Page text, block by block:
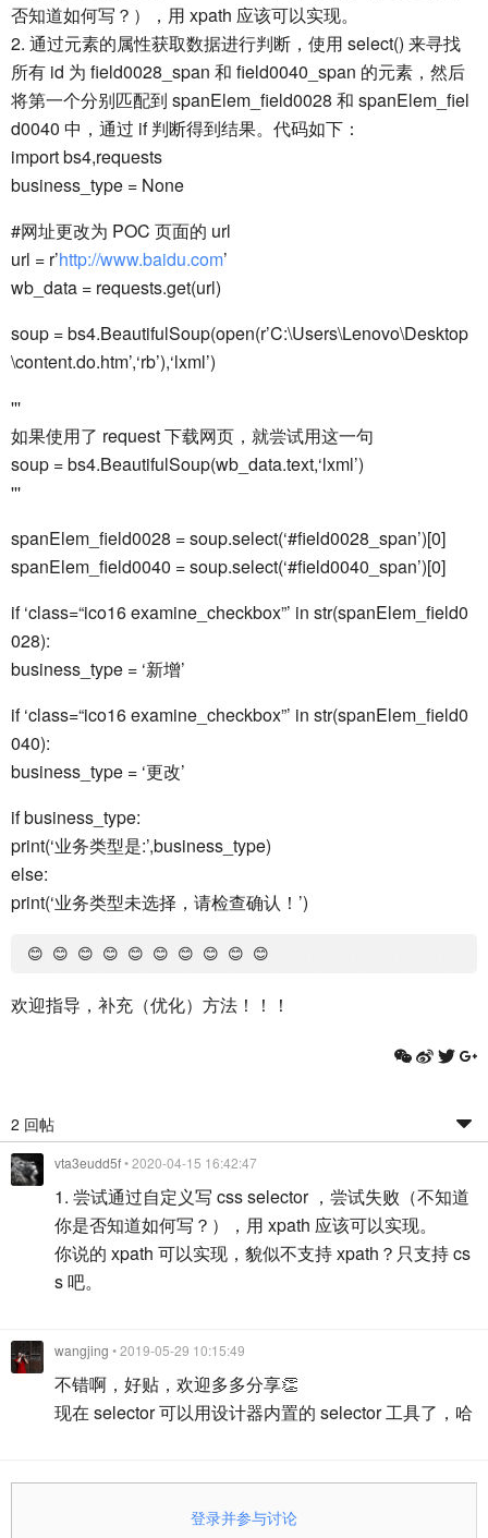
否知道如何写？），用 xpath 应该可以实现。
2. 通过元素的属性获取数据进行判断，使用 select() 来寻找
所有 id 为 field0028_span 和 field0040_span 的元素，然后
将第一个分别匹配到 spanElem_field0028 和 spanElem_fiel
d0040 中，通过 if 判断得到结果。代码如下：
import bs4,requests
business_type = None
#网址更改为 POC 页面的 url
url = r’http://www.baidu.com’
wb_data = requests.get(url)
soup = bs4.BeautifulSoup(open(r’C:\Users\Lenovo\Desktop
\content.do.htm’,‘rb’),‘lxml’)
'''
如果使用了 request 下载网页，就尝试用这一句
soup = bs4.BeautifulSoup(wb_data.text,‘lxml’)
'''
spanElem_field0028 = soup.select(‘#field0028_span’)[0]
spanElem_field0040 = soup.select(‘#field0040_span’)[0]
if ‘class=“ico16 examine_checkbox”’ in str(spanElem_field0
028):
business_type = ‘新增’
if ‘class=“ico16 examine_checkbox”’ in str(spanElem_field0
040):
business_type = ‘更改’
if business_type:
print(‘业务类型是:’,business_type)
else:
print(‘业务类型未选择，请检查确认！’)
欢迎指导，补充（优化）方法！！！
2 回帖
vta3eudd5f• 2020-04-15 16:42:47
1. 尝试通过自定义写 css selector ，尝试失败（不知道
你是否知道如何写？），用 xpath 应该可以实现。
你说的 xpath 可以实现，貌似不支持 xpath？只支持 cs
s 吧。
wangjing • 2019-05-29 10:15:49
不错啊，好贴，欢迎多多分享👏
现在 selector 可以用设计器内置的 selector 工具了，哈
登录并参与讨论